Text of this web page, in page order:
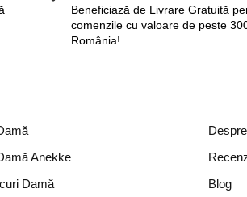
Beneficiază de Livrare Gratuită
comenzile cu valoare de peste
România!
Anekke
Damă
Blog